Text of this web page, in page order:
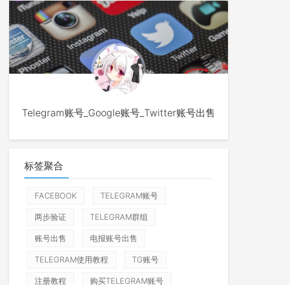
Telegram账号_Google账号_Twitter账号出售
标签聚合
FACEBOOK TELEGRAM账号
两步验证 TELEGRAM群组
账号出售 电报账号出售
TELEGRAM使用教程 TG账号
注册教程 购买TELEGRAM账号